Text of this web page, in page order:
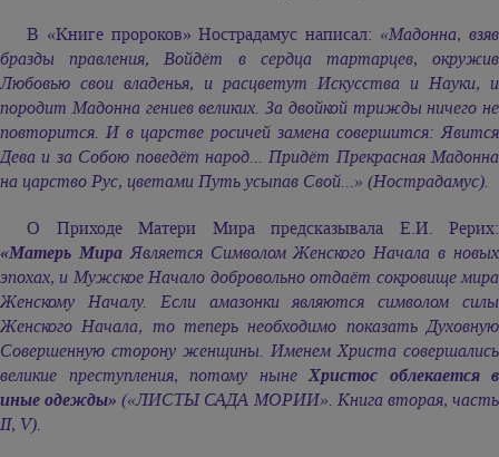
В «Книге пророков» Нострадамус написал: «Мадонна, взяв
бразды правления, Войдёт в сердца тартарцев, окружив
Любовью свои владенья, и расцветут Искусства и Науки, и
породит Мадонна гениев великих. За двойкой трижды ничего не
повторится. И в царстве росичей замена совершится: Явится
Дева и за Собою поведёт народ... Придёт Прекрасная Мадонна
на царство Рус, цветами Путь усыпав Свой...» (Нострадамус).
О Приходе Матери Мира предсказывала Е.И. Рерих:
«Матерь МираЯвляется Символом Женского Начала в новых
эпохах, и Мужское Начало добровольно отдаёт сокровище мира
Женскому Началу. Если амазонки являются символом силы
Женского Начала, то теперь необходимо показать Духовную
Совершенную сторону женщины. Именем Христа совершались
великие преступления, потому нынеХристос облекается в
иные одежды» («ЛИСТЫ САДА МОРИИ». Книга вторая, часть
ІІ, V).